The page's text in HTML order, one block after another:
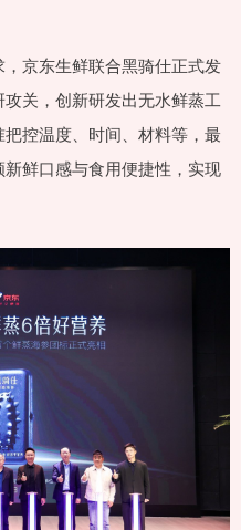
京东生鲜联合黑骑仕正式发
关，创新研发出无水鲜蒸工
控温度、时间、材料等，最
鲜口感与食用便捷性，实现